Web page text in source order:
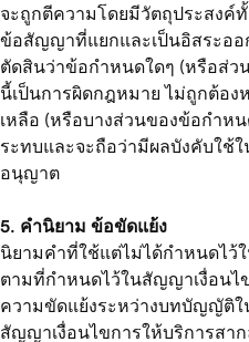
จะถูกตีความโดยมีวัตถุประสงค์
ข้อสัญญาที่แยกและเป็นอิสระออ
ตัดสินว่าข้อกำหนดใดๆ (หรือส่ว
นี้เป็นการผิดกฎหมาย ไม่ถูกต้อ
เหลือ (หรือบางส่วนของข้อกำห
ระทบและจะถือว่ามีผลบังคับใช้
อนุญาต
5. คำนิยาม ข้อขัดแย้ง
นิยามคำที่ใช้แต่ไม่ได้กำหนดไ
ตามที่กำหนดไว้ในสัญญาเงื่อน
ความขัดแย้งระหว่างบทบัญญั
สัญญาเงื่อนไขการให้บริการส